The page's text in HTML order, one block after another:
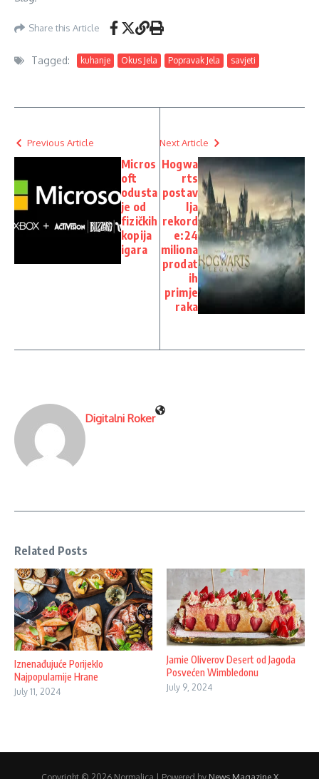
Share this Article
Tagged: kuhanje Okus Jela Popravak Jela savjeti
Previous Article
Micros
oft
odusta
je od
fizičkih
kopija
igara
Next Article
Hogwa
rts
postav
lja
rekord
e:24
miliona
prodat
ih
primje
raka
Digitalni Roker
Related Posts
Iznenađujuće Porijeklo
Najpopularnije Hrane
July 11, 2024
Jamie Oliverov Desert od Jagoda
Posvećen Wimbledonu
July 9, 2024